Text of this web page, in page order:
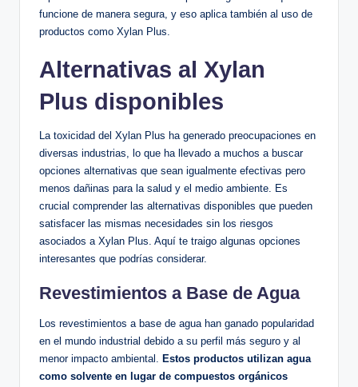
funcione de manera segura, y eso aplica también al⁤ uso de ​
productos ⁢como Xylan⁢ Plus.
Alternativas al Xylan⁤
Plus disponibles
La toxicidad del Xylan Plus⁣ ha generado ⁤preocupaciones en
diversas industrias, lo ⁤que ha llevado a muchos ⁣a buscar
opciones alternativas que⁣ sean igualmente efectivas pero
menos dañinas para‌ la salud y el ⁣medio ambiente. Es‍
crucial​ comprender ‌las alternativas disponibles que pueden
satisfacer las​ mismas necesidades sin los riesgos
asociados a Xylan Plus. Aquí te traigo algunas opciones
interesantes‍ que podrías considerar. ‌
Revestimientos‌ a Base de Agua
Los revestimientos a base de agua ‍han ganado popularidad
en el mundo industrial debido a su perfil más seguro y ⁤al
menor impacto ⁣ambiental. Estos ⁢productos ⁢utilizan agua
como solvente‍ en ⁤lugar de compuestos orgánicos‌